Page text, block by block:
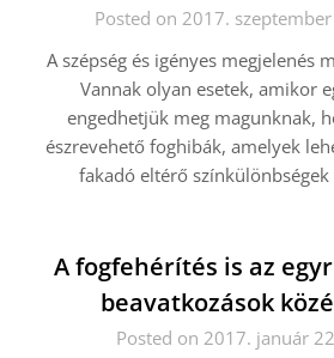
Posted on 2017.
A szépség és igényes megjelenés
Vannak olyan esetek, amikor
engedhetjük meg magunknak,
észrevehető foghibák, amelyek
fakadó eltérő
A fogfehérítés is az
beavatkozások
Posted on 2017. január